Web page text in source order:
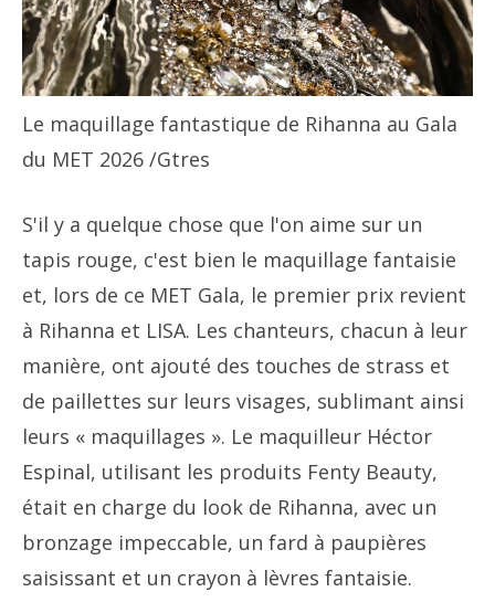
Le maquillage fantastique de Rihanna au Gala
du MET 2026 /Gtres
S'il y a quelque chose que l'on aime sur un
tapis rouge, c'est bien le maquillage fantaisie
et, lors de ce MET Gala, le premier prix revient
à Rihanna et LISA. Les chanteurs, chacun à leur
manière, ont ajouté des touches de strass et
de paillettes sur leurs visages, sublimant ainsi
leurs « maquillages ». Le maquilleur Héctor
Espinal, utilisant les produits Fenty Beauty,
était en charge du look de Rihanna, avec un
bronzage impeccable, un fard à paupières
saisissant et un crayon à lèvres fantaisie.